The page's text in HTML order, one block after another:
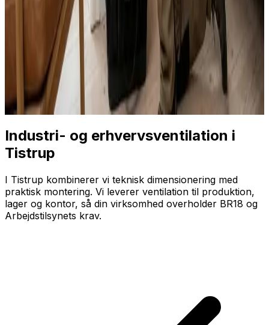
Industri- og erhvervsventilation i
Tistrup
I Tistrup kombinerer vi teknisk dimensionering med
praktisk montering. Vi leverer ventilation til produktion,
lager og kontor, så din virksomhed overholder BR18 og
Arbejdstilsynets krav.